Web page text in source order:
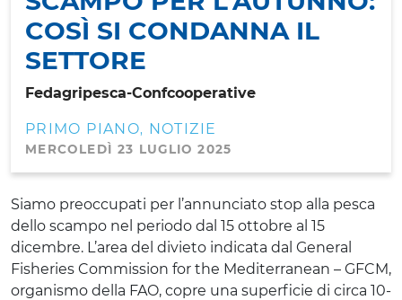
COSÌ SI CONDANNA IL
SETTORE
Fedagripesca-Confcooperative
PRIMO PIANO, NOTIZIE
MERCOLEDÌ 23 LUGLIO 2025
Siamo preoccupati per l’annunciato stop alla pesca
dello scampo nel periodo dal 15 ottobre al 15
dicembre. L’area del divieto indicata dal General
Fisheries Commission for the Mediterranean – GFCM,
organismo della FAO, copre una superficie di circa 10-